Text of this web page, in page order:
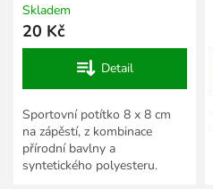
Skladem
20 Kč
Detail
Sportovní potítko 8 x 8 cm
na zápěstí, z kombinace
přírodní bavlny a
syntetického polyesteru.